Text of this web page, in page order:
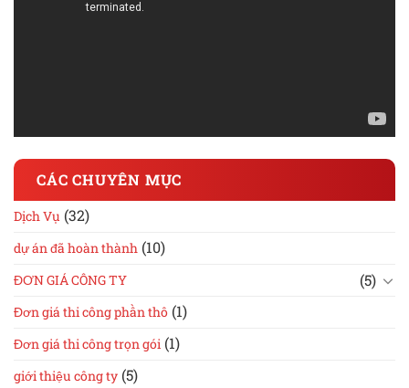
CÁC CHUYÊN MỤC
Dịch Vụ (32)
dự án đã hoàn thành (10)
ĐƠN GIÁ CÔNG TY (5)
Đơn giá thi công phần thô (1)
Đơn giá thi công trọn gói (1)
giới thiệu công ty (5)